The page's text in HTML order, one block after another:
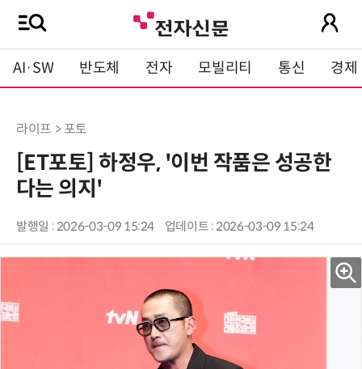
AI·SW 반도체 전자 모빌리티 통신 경제
라이프 > 포토
[ET포토] 하정우, '이번 작품은 성공한
다는 의지'
발행일 : 2026-03-09 15:24 업데이트 : 2026-03-09 15:24